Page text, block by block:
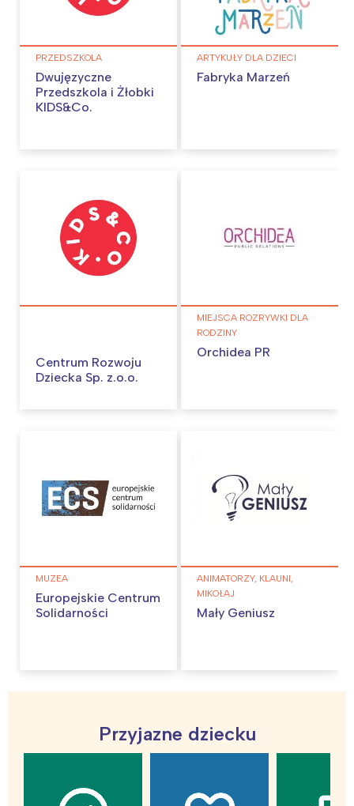
PRZEDSZKOLA
Dwujęzyczne
Przedszkola i Żłobki
KIDS&Co.
ARTYKUŁY DLA DZIECI
Fabryka Marzeń
Centrum Rozwoju
Dziecka Sp. z.o.o.
MIEJSCA ROZRYWKI DLA
RODZINY
Orchidea PR
MUZEA
Europejskie Centrum
Solidarności
ANIMATORZY, KLAUNI,
MIKOŁAJ
Mały Geniusz
Przyjazne dziecku
tego regionu:
Warszawa
Łódź
Trójmiasto
Śląsk
Kraków